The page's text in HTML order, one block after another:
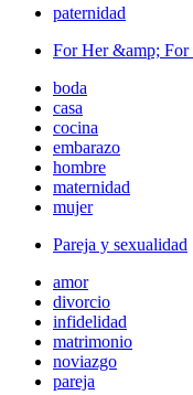
paternidad
For Her &amp; For
boda
casa
cocina
embarazo
hombre
maternidad
mujer
Pareja y sexualidad
amor
divorcio
infidelidad
matrimonio
noviazgo
pareja